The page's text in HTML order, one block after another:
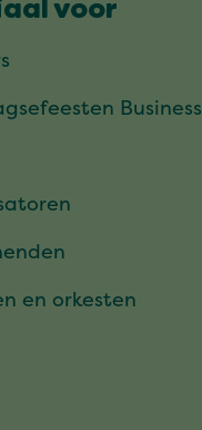
voor
Business
en orkesten